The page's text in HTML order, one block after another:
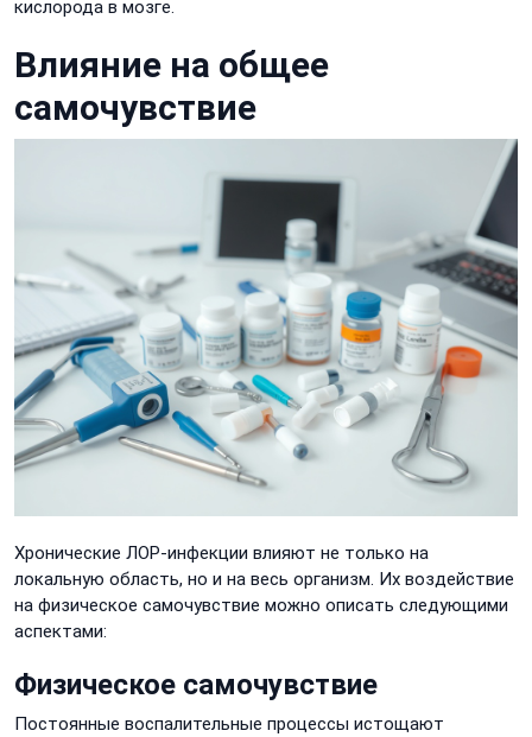
кислорода в мозге.
Влияние на общее
самочувствие
Хронические ЛОР-инфекции влияют не только на
локальную область, но и на весь организм. Их воздействие
на физическое самочувствие можно описать следующими
аспектами:
Физическое самочувствие
Постоянные воспалительные процессы истощают